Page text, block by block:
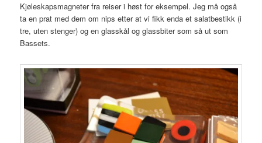
Kjøleskapsmagneter fra reiser i høst for eksempel. Jeg må også
ta en prat med dem om nips etter at vi fikk enda et salatbestikk (i
tre, uten stenger) og en glasskål og glassbiter som så ut som
Bassets.